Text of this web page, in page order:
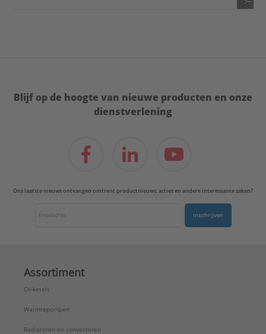
Blijf op de hoogte van nieuwe producten en onze
dienstverlening
Ons laatste nieuws ontvangen omtrent productnieuws, acties en andere interessante zaken?
Inschrijven
Assortiment
CV-ketels
Warmtepompen
Radiatoren en convectoren